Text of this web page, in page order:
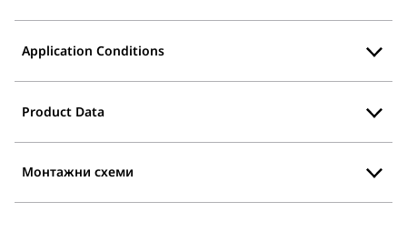
Application Conditions
Product Data
Монтажни схеми